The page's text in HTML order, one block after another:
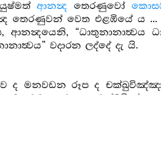
ආනන්‍ද තෙරණුවෝ
තෙරණුවන් වෙත එළඹියේ ය
ආනන්‍දයෙනි, “ධාතුනානාත්‍වය
වදාරන ලද්දේ දැ යි.
ද මනවඩන රූප ද
ද මනවඩන රූප ද